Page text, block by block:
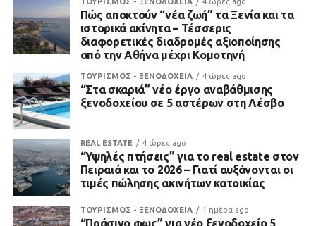
Πώς αποκτούν “νέα ζωή” τα Ξενία και τα
ιστορικά ακίνητα – Τέσσερις
διαφορετικές διαδρομές αξιοποίησης
από την Αθήνα μέχρι Κομοτηνή
ΤΟΥΡΙΣΜΟΣ - ΞΕΝΟΔΟΧΕΙΑ 4 ώρες ago
“Στα σκαριά” νέο έργο αναβάθμισης
ξενοδοχείου σε 5 αστέρων στη Λέσβο
REAL ESTATE 4 ώρες ago
“Υψηλές πτήσεις” για το real estate στον
Πειραιά και το 2026 – Γιατί αυξάνονται οι
τιμές πώλησης ακινήτων κατοικίας
ΤΟΥΡΙΣΜΟΣ - ΞΕΝΟΔΟΧΕΙΑ 1 ημέρα ago
“Πράσινο φως” για νέο ξενοδοχείο 5